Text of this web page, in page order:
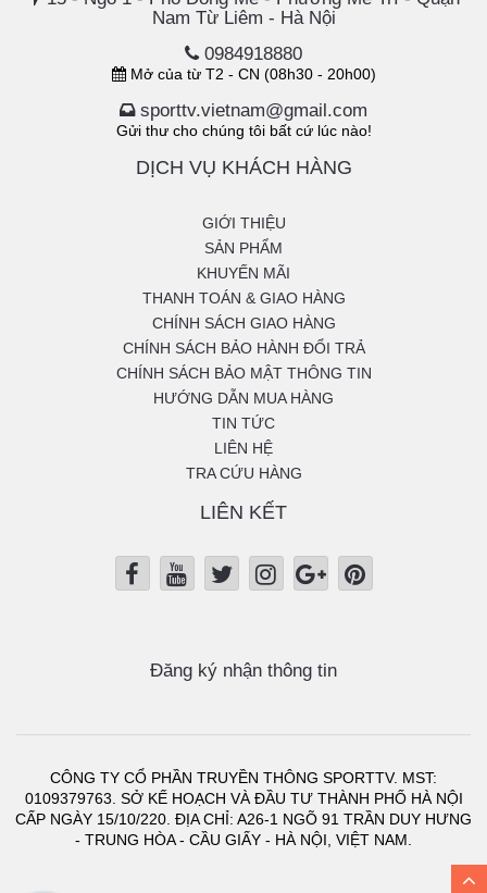
Nam Từ Liêm - Hà Nội
0984918880
Mở của từ T2 - CN (08h30 - 20h00)
sporttv.vietnam@gmail.com
Gửi thư cho chúng tôi bất cứ lúc nào!
DỊCH VỤ KHÁCH HÀNG
GIỚI THIỆU
SẢN PHẨM
KHUYẾN MÃI
THANH TOÁN & GIAO HÀNG
CHÍNH SÁCH GIAO HÀNG
CHÍNH SÁCH BẢO HÀNH ĐỔI TRẢ
CHÍNH SÁCH BẢO MẬT THÔNG TIN
HƯỚNG DẪN MUA HÀNG
TIN TỨC
LIÊN HỆ
TRA CỨU HÀNG
LIÊN KẾT
Đăng ký nhận thông tin
CÔNG TY CỔ PHẦN TRUYỀN THÔNG SPORTTV. MST:
0109379763. SỞ KẾ HOẠCH VÀ ĐẦU TƯ THÀNH PHỐ HÀ NỘI
CẤP NGÀY 15/10/220. ĐỊA CHỈ: A26-1 NGÕ 91 TRẦN DUY HƯNG
- TRUNG HÒA - CẦU GIẤY - HÀ NỘI, VIỆT NAM.